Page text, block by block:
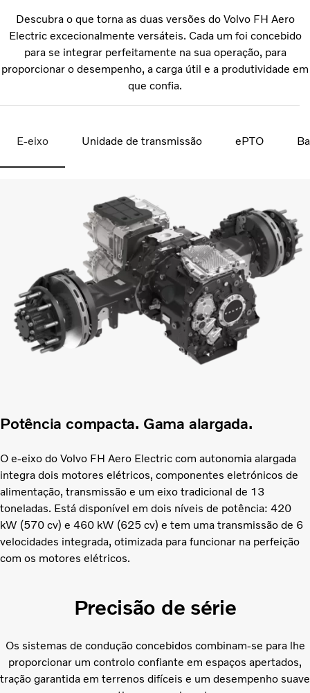
Descubra o que torna as duas versões do Volvo FH Aero
Electric excecionalmente versáteis. Cada um foi concebido
para se integrar perfeitamente na sua operação, para
proporcionar o desempenho, a carga útil e a produtividade em
que confia.
E-eixo Unidade de transmissão ePTO
Potência compacta. Gama alargada.
O e-eixo do Volvo FH Aero Electric com autonomia alargada
integra dois motores elétricos, componentes eletrónicos de
alimentação, transmissão e um eixo tradicional de 13
toneladas. Está disponível em dois níveis de potência: 420
kW (570 cv) e 460 kW (625 cv) e tem uma transmissão de 6
velocidades integrada, otimizada para funcionar na perfeição
com os motores elétricos.
Precisão de série
Os sistemas de condução concebidos combinam-se para lhe
proporcionar um controlo confiante em espaços apertados,
tração garantida em terrenos difíceis e um desempenho suave